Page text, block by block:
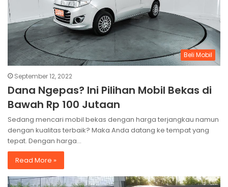
Beli Mobil
September 12, 2022
Dana Ngepas? Ini Pilihan Mobil Bekas di
Bawah Rp 100 Jutaan
Sedang mencari mobil bekas dengan harga terjangkau namun
dengan kualitas terbaik? Maka Anda datang ke tempat yang
tepat. Dengan harga…
Read More »